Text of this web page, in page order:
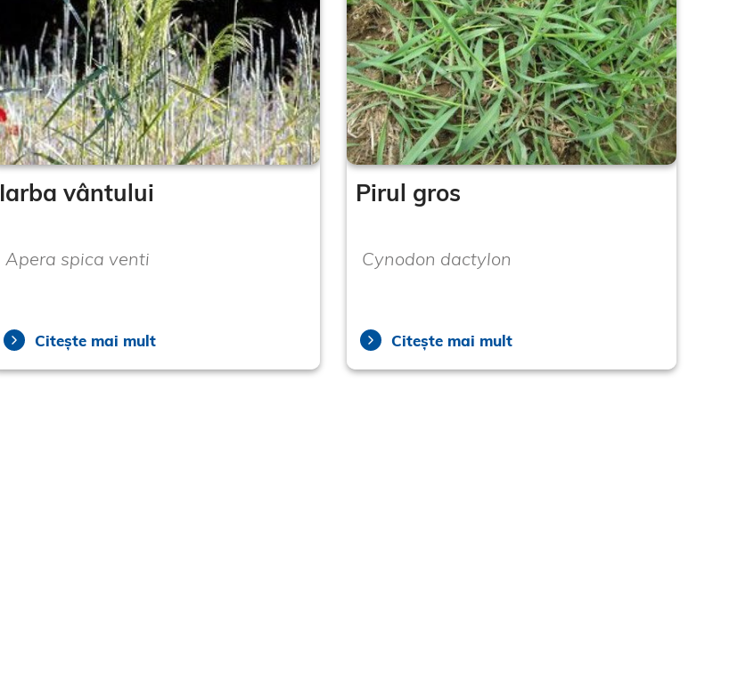
Iarba vântului
Apera spica venti
Citește mai mult
Pirul gros
Cynodon dactylon
Citește mai mult